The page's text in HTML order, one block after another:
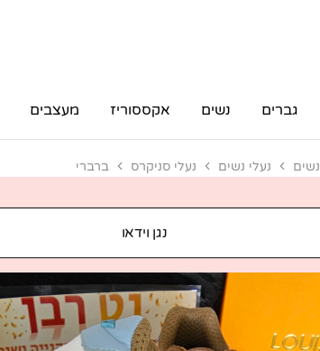
גברים נשים אקססוריז מעצבים
נשים נעלי נשים נעלי סניקרס ברברי
נגן וידאו